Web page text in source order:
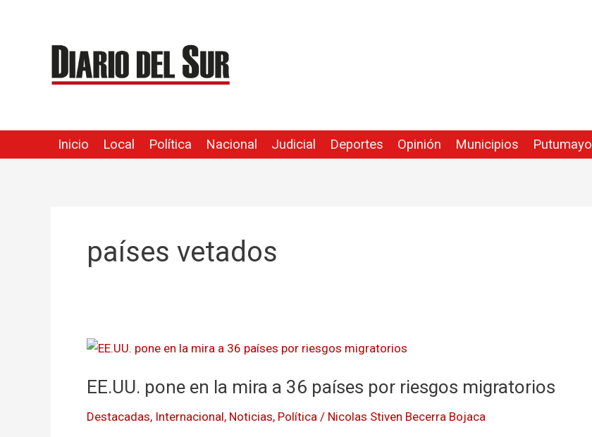
contenido
Inicio Local Política Nacional Judicial Deportes Opinión Municipios Putumayo
países vetados
EE.UU. pone en la mira a 36 países por riesgos migratorios
Destacadas, Internacional, Noticias, Política / Nicolas Stiven Becerra Bojaca
EE.UU.
en
mira